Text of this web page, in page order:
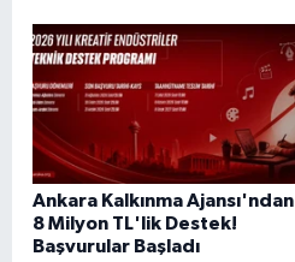
Ankara Kalkınma Ajansı'ndan
8 Milyon TL'lik Destek!
Başvurular Başladı